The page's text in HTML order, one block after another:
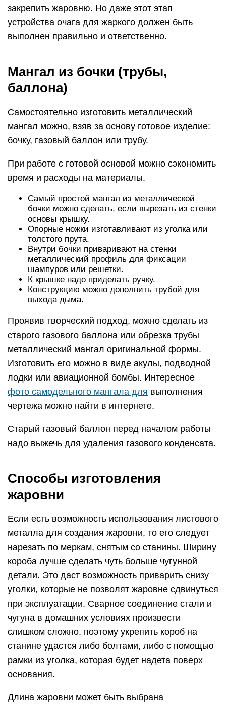
закрепить жаровню. Но даже этот этап
устройства очага для жаркого должен быть
выполнен правильно и ответственно.
Мангал из бочки (трубы,
баллона)
Самостоятельно изготовить металлический
мангал можно, взяв за основу готовое изделие:
бочку, газовый баллон или трубу.
При работе с готовой основой можно сэкономить
время и расходы на материалы.
Самый простой мангал из металлической
бочки можно сделать, если вырезать из стенки
основы крышку.
Опорные ножки изготавливают из уголка или
толстого прута.
Внутри бочки приваривают на стенки
металлический профиль для фиксации
шампуров или решетки.
К крышке надо приделать ручку.
Конструкцию можно дополнить трубой для
выхода дыма.
Проявив творческий подход, можно сделать из
старого газового баллона или обрезка трубы
металлический мангал оригинальной формы.
Изготовить его можно в виде акулы, подводной
лодки или авиационной бомбы. Интересное
фото самодельного мангала для выполнения
чертежа можно найти в интернете.
Старый газовый баллон перед началом работы
надо выжечь для удаления газового конденсата.
Способы изготовления
жаровни
Если есть возможность использования листового
металла для создания жаровни, то его следует
нарезать по меркам, снятым со станины. Ширину
короба лучше сделать чуть больше чугунной
детали. Это даст возможность приварить снизу
уголки, которые не позволят жаровне сдвинуться
при эксплуатации. Сварное соединение стали и
чугуна в домашних условиях произвести
слишком сложно, поэтому укрепить короб на
станине удастся либо болтами, либо с помощью
рамки из уголка, которая будет надета поверх
основания.
Длина жаровни может быть выбрана